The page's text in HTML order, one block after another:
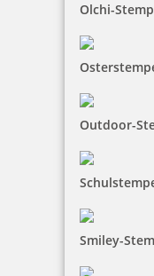
Olchi-
Outdoor-
Smiley-